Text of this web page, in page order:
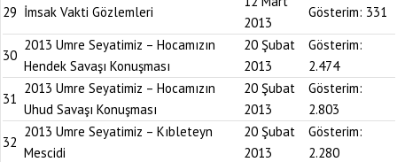
29 İmsak Vakti Gözlemleri
2013
Gösterim: 331
30
2013 Umre Seyatimiz – Hocamızın
Hendek Savaşı Konuşması
20 Şubat
2013
Gösterim:
2.474
31
2013 Umre Seyatimiz – Hocamızın
Uhud Savaşı Konuşması
20 Şubat
2013
Gösterim:
2.803
32
2013 Umre Seyatimiz – Kıbleteyn
Mescidi
20 Şubat
2013
Gösterim:
2.280